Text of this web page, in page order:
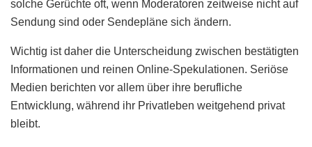
solche Gerüchte oft, wenn Moderatoren zeitweise nicht auf
Sendung sind oder Sendepläne sich ändern.
Wichtig ist daher die Unterscheidung zwischen bestätigten
Informationen und reinen Online-Spekulationen. Seriöse
Medien berichten vor allem über ihre berufliche
Entwicklung, während ihr Privatleben weitgehend privat
bleibt.